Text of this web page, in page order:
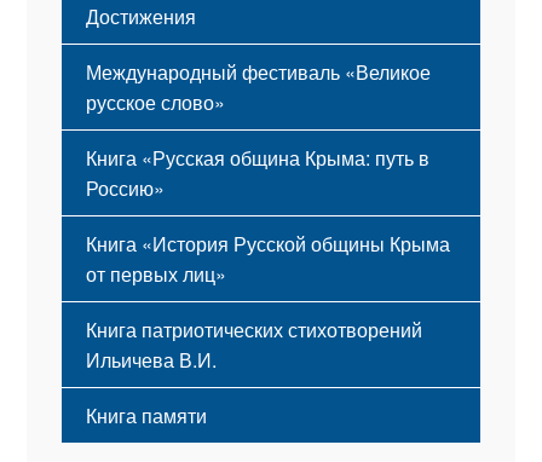
Достижения
Международный фестиваль «Великое
русское слово»
Книга «Русская община Крыма: путь в
Россию»
Книга «История Русской общины Крыма
от первых лиц»
Книга патриотических стихотворений
Ильичева В.И.
Книга памяти